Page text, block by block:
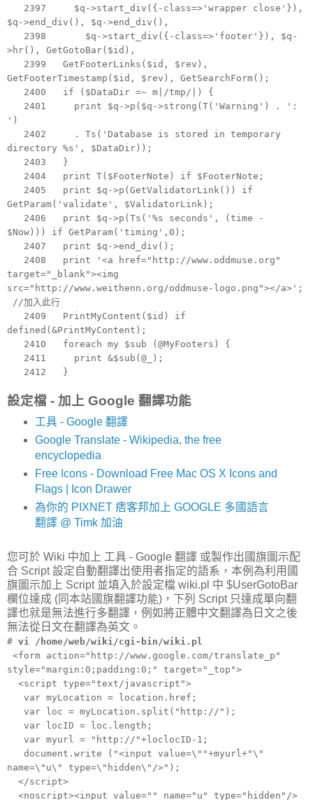
2397 $q->start_div({-class=>'wrapper close'}),
$q->end_div(), $q->end_div(),
2398 $q->start_div({-class=>'footer'}), $q-
>hr(), GetGotoBar($id),
2399 GetFooterLinks($id, $rev),
GetFooterTimestamp($id, $rev), GetSearchForm();
2400 if ($DataDir =~ m|/tmp/|) {
2401 print $q->p($q->strong(T('Warning') . ':
')
2402 . Ts('Database is stored in temporary
directory %s', $DataDir));
2403 }
2404 print T($FooterNote) if $FooterNote;
2405 print $q->p(GetValidatorLink()) if
GetParam('validate', $ValidatorLink);
2406 print $q->p(Ts('%s seconds', (time -
$Now))) if GetParam('timing',0);
2407 print $q->end_div();
2408 print '<a href="http://www.oddmuse.org"
target="_blank"><img
src="http://www.weithenn.org/oddmuse-logo.png"></a>';
//加入此行
2409 PrintMyContent($id) if
defined(&PrintMyContent);
2410 foreach my $sub (@MyFooters) {
2411 print &$sub(@_);
2412 }
設定檔 - 加上 Google 翻譯功能
工具 - Google 翻譯
Google Translate - Wikipedia, the free
encyclopedia
Free Icons - Download Free Mac OS X Icons and
Flags | Icon Drawer
為你的 PIXNET 痞客邦加上 GOOGLE 多國語言
翻譯 @ Timk 加油
您可於 Wiki 中加上 工具 - Google 翻譯 或製作出國旗圖示配
合 Script 設定自動翻譯出使用者指定的語系，本例為利用國
旗圖示加上 Script 並填入於設定檔 wiki.pl 中 $UserGotoBar
欄位達成 (同本站國旗翻譯功能)，下列 Script 只達成單向翻
譯也就是無法進行多翻譯，例如將正體中文翻譯為日文之後
無法從日文在翻譯為英文。
# vi /home/web/wiki/cgi-bin/wiki.pl
<form action="http://www.google.com/translate_p"
style="margin:0;padding:0;" target="_top">
<script type="text/javascript">
var myLocation = location.href;
var loc = myLocation.split("http://");
var locID = loc.length;
var myurl = "http://"+loclocID-1;
document.write ("<input value=\""+myurl+"\"
name=\"u\" type=\"hidden\"/>");
</script>
<noscript><input value="" name="u" type="hidden"/>